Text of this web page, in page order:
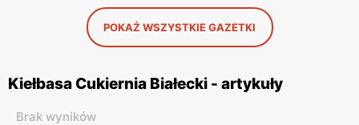
POKAŻ WSZYSTKIE GAZETKI
Kiełbasa Cukiernia Białecki - artykuły
Brak wyników